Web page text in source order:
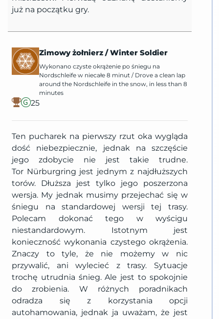
już na początku gry.
25
Zimowy żołnierz /Winter Soldier
Wykonano czyste okrążenie po śniegu na
Nordschleife w niecałe 8 minut / Drove a clean lap
around the Nordschleife in the snow, in less than 8
minutes
Ten pucharek na pierwszy rzut oka wygląda
dość niebezpiecznie, jednak na szczęście
jego zdobycie nie jest takie trudne.
Tor Nürburgring jest jednym z najdłuższych
torów. Dłuższa jest tylko jego poszerzona
wersja. My jednak musimy przejechać się w
śniegu na standardowej wersji tej trasy.
Polecam dokonać tego w wyścigu
niestandardowym. Istotnym jest
konieczność wykonania czystego okrążenia.
Znaczy to tyle, że nie możemy w nic
przywalić, ani wylecieć z trasy. Sytuacje
trochę utrudnia śnieg. Ale jest to spokojnie
do zrobienia. W różnych poradnikach
odradza się z korzystania opcji
autohamowania, jednak ja uważam, że jest